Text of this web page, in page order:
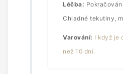
Léčba:
Chladné tekutiny,
Varování: I když je
než 10 dní.